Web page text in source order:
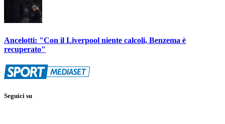
Ancelotti: "Con il Liverpool niente calcoli, Benzema è
recuperato"
Seguici su